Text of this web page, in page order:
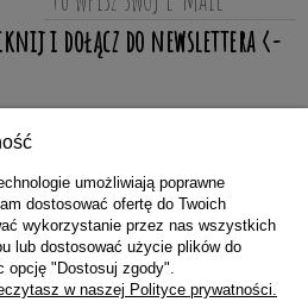
ZAKUPY
POMOC
umożliwiają poprawne
dostosować ofertę do Twoich
wykorzystanie przez nas wszystkich
lub dostosować użycie plików do
opcję "Dostosuj zgody".
w naszej Polityce prywatności.